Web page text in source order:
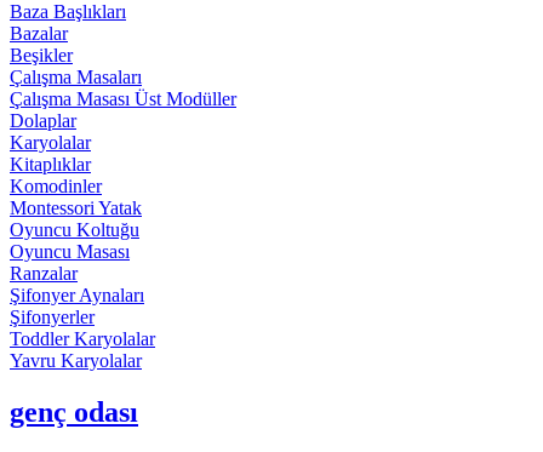
Baza Başlıkları
Bazalar
Beşikler
Çalışma Masaları
Çalışma Masası Üst Modüller
Dolaplar
Karyolalar
Kitaplıklar
Komodinler
Montessori Yatak
Oyuncu Koltuğu
Oyuncu Masası
Ranzalar
Şifonyer Aynaları
Şifonyerler
Toddler Karyolalar
Yavru Karyolalar
genç odası